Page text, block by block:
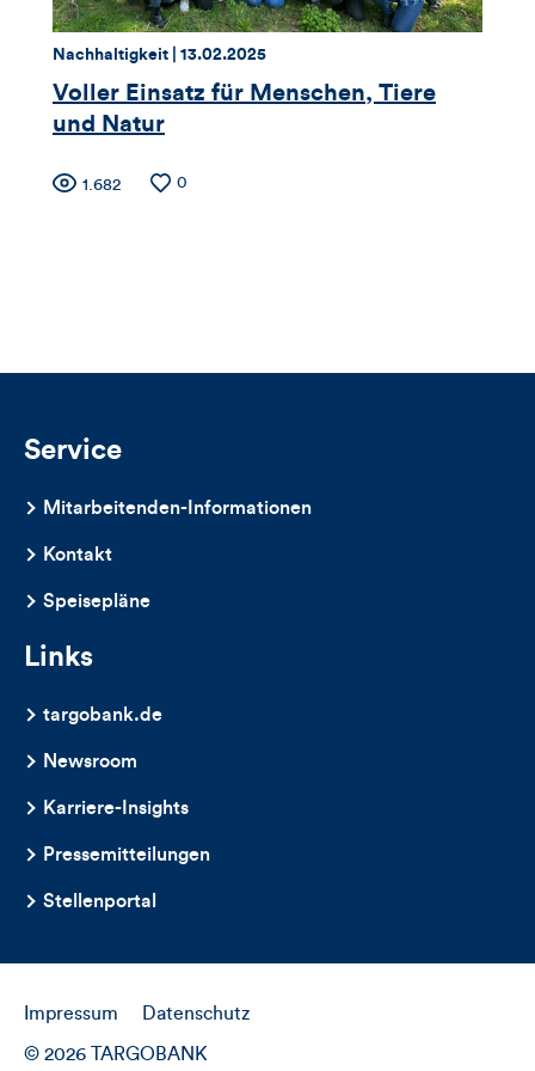
dieses
Artikels
Thema:
Nachhaltigkeit | Datum:
13.02.2025
Voller Einsatz für Menschen, Tiere
und Natur
Zähler
Kommentare
dieses
Artikels
Anzahl
1.682
Anzahl
0
Service
Mitarbeitenden-Informationen
Kontakt
Speisepläne
Links
targobank.de
Newsroom
Karriere-Insights
Pressemitteilungen
Stellenportal
Impressum Datenschutz
© 2026 TARGOBANK